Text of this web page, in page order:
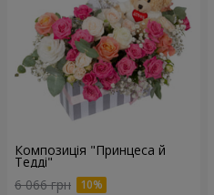
Композиція "Принцеса й
Тедді"
6 066 грн